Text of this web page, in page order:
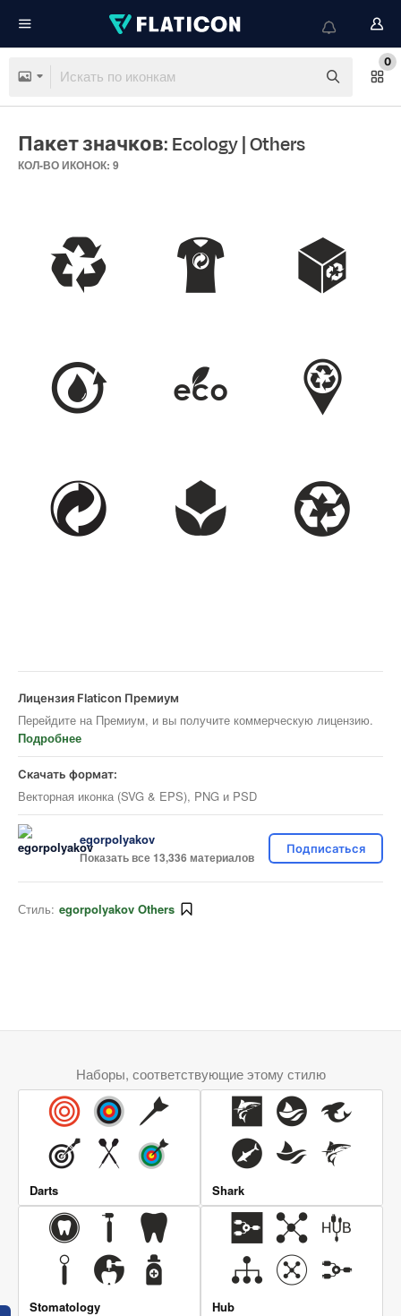
0
Пакет значков: Ecology| Others
КОЛ-ВО ИКОНОК: 9
Лицензия Flaticon Премиум
Перейдите на Премиум, и вы получите коммерческую лицензию.
Подробнее
Скачать формат:
Векторная иконка (SVG & EPS), PNG и PSD
egorpolyakov
Показать все 13,336 материалов
Подписаться
Стиль: egorpolyakov Others
Наборы, соответствующие этому стилю
Darts Shark
Stomatology Hub